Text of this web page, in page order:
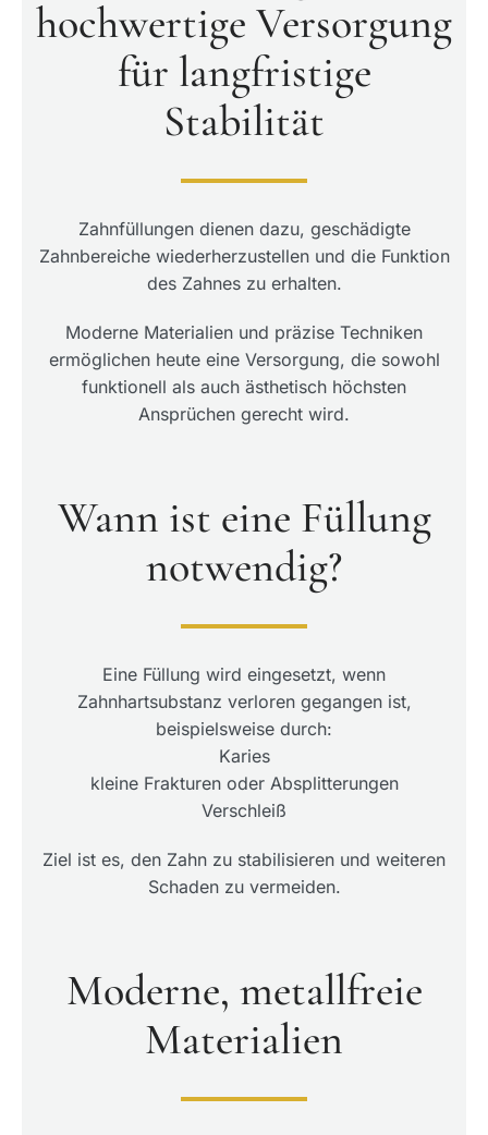
hochwertige Versorgung
für langfristige
Stabilität
Zahnfüllungen dienen dazu, geschädigte
Zahnbereiche wiederherzustellen und die Funktion
des Zahnes zu erhalten.
Moderne Materialien und präzise Techniken
ermöglichen heute eine Versorgung, die sowohl
funktionell als auch ästhetisch höchsten
Ansprüchen gerecht wird.
Wann ist eine Füllung
notwendig?
Eine Füllung wird eingesetzt, wenn
Zahnhartsubstanz verloren gegangen ist,
beispielsweise durch:
Karies
kleine Frakturen oder Absplitterungen
Verschleiß
Ziel ist es, den Zahn zu stabilisieren und weiteren
Schaden zu vermeiden.
Moderne, metallfreie
Materialien